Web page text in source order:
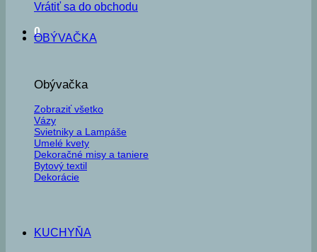
Vrátiť sa do obchodu
0
OBÝVAČKA
Obývačka
Zobraziť všetko
Vázy
Svietniky a Lampáše
Umelé kvety
Dekoračné misy a taniere
Bytový textil
Dekorácie
KUCHYŇA